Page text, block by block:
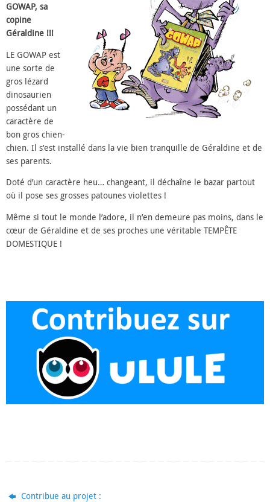
GOWAP, sa
copine
Géraldine !!!
LE GOWAP est
une sorte de
gros lézard
dinosaurien
possédant un
caractère de
bon gros chien-
chien. Il s’est installé dans la vie bien tranquille de Géraldine et de
ses parents.
Doté d’un caractère heu… changeant, il déchaîne le bazar partout
où il pose ses grosses patounes violettes !
Même si tout le monde l’adore, il n’en demeure pas moins, dans le
cœur de Géraldine et de ses proches une véritable TEMPÊTE
DOMESTIQUE !
Contribue au projet :